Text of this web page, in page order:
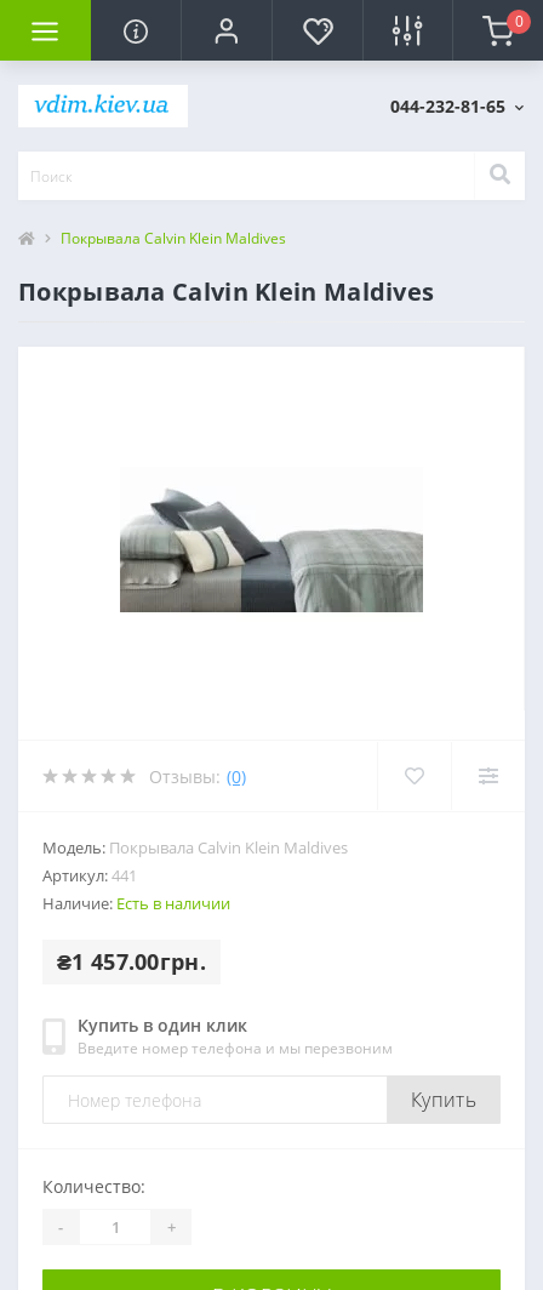
0
044-232-81-65
Покрывала Calvin Klein Maldives
Покрывала Calvin Klein Maldives
Отзывы: (0)
Модель: Покрывала Calvin Klein Maldives
Артикул:441
Наличие: Есть в наличии
₴1 457.00грн.
Купить в один клик
Введите номер телефона и мы перезвоним
Купить
Количество:
- +